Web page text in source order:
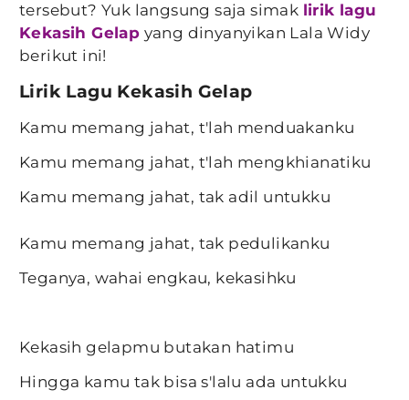
tersebut? Yuk langsung saja simak lirik lagu
Kekasih Gelap yang dinyanyikan Lala Widy
berikut ini!
Lirik Lagu Kekasih Gelap
Kamu memang jahat, t'lah menduakanku
Kamu memang jahat, t'lah mengkhianatiku
Kamu memang jahat, tak adil untukku
Kamu memang jahat, tak pedulikanku
Teganya, wahai engkau, kekasihku
Kekasih gelapmu butakan hatimu
Hingga kamu tak bisa s'lalu ada untukku